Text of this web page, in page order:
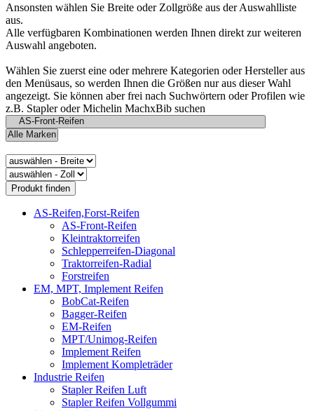
Ansonsten wählen Sie Breite oder Zollgröße aus der Auswahlliste
aus.
Alle verfügbaren Kombinationen werden Ihnen direkt zur weiteren
Auswahl angeboten.
Wählen Sie zuerst eine oder mehrere Kategorien oder Hersteller aus
den Menüsaus, so werden Ihnen die Größen nur aus dieser Wahl
angezeigt. Sie können aber frei nach Suchwörtern oder Profilen wie
z.B. Stapler oder Michelin MachxBib suchen
AS-Reifen,Forst-Reifen
AS-Front-Reifen
Kleintraktorreifen
Schlepperreifen-Diagonal
Traktorreifen-Radial
Forstreifen
EM, MPT, Implement Reifen
BobCat-Reifen
Bagger-Reifen
EM-Reifen
MPT/Unimog-Reifen
Implement Reifen
Implement Kompleträder
Industrie Reifen
Stapler Reifen Luft
Stapler Reifen Vollgummi